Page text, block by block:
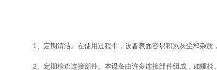
1、定期清洁。在使用过程中，设备表面容易积累灰尘和杂质
2、定期检查连接部件。本设备由许多连接部件组成，如螺栓